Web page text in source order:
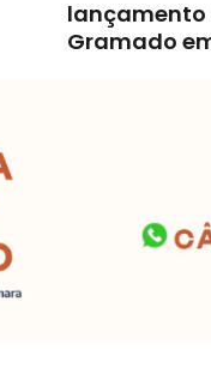
lançamento
Gramado